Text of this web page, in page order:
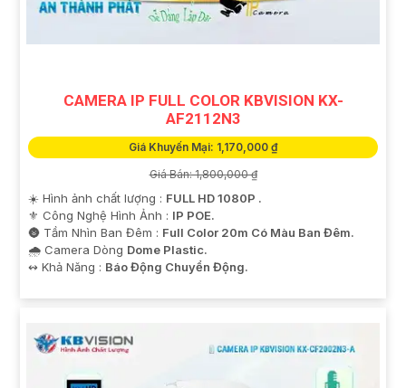
CAMERA IP FULL COLOR KBVISION KX-
AF2112N3
Giá Khuyến Mại: 1,170,000 ₫
Giá Bán: 1,800,000 ₫
☀️ Hình ảnh chất lượng : FULL HD 1080P .
⚜️ Công Nghệ Hình Ảnh : IP POE.
🌚 Tầm Nhìn Ban Đêm : Full Color 20m Có Màu Ban Đêm.
🌧️ Camera Dòng Dome Plastic.
️↭ Khả Năng : Báo Động Chuyển Động.